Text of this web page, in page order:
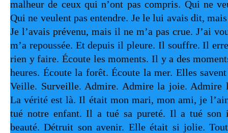
malheur de ceux qui n’ont pas compris. Qui ne
Qui ne veulent pas entendre. Je le lui avais dit,
Je l’avais prévenu, mais il ne m’a pas crue. J’ai
m’a repoussée. Et depuis il pleure. Il souffre. Il
rien y faire. Écoute les moments. Il y a des
heures. Écoute la forêt. Écoute la mer. Elles
Veille. Surveille. Admire. Admire la joie. Admire
La vérité est là. Il était mon mari, mon ami, je
tué notre enfant. Il a tué sa pureté. Il a tué son
beauté. Détruit son avenir. Elle était si jolie.